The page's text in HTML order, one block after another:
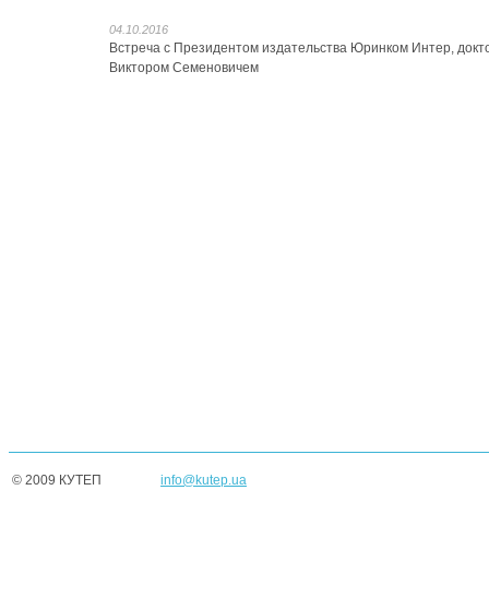
04.10.2016
Встреча с Президентом издательства Юринком Интер,
Виктором Семеновичем
© 2009 КУТЕП info@kutep.ua